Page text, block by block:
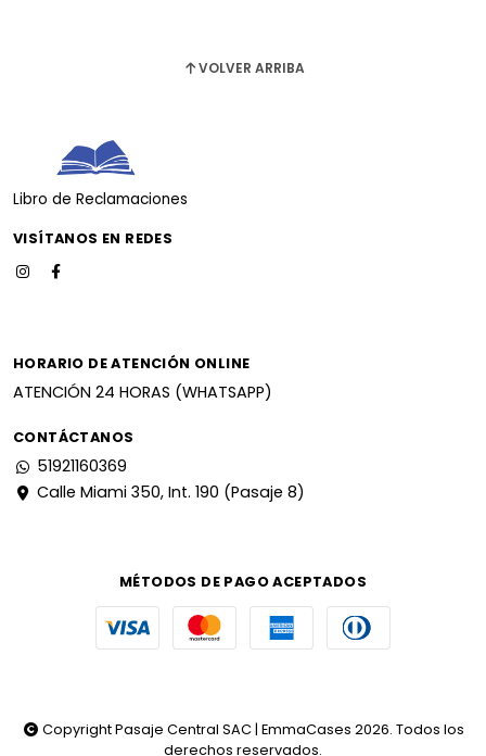
VOLVER ARRIBA
Libro de Reclamaciones
VISÍTANOS EN REDES
HORARIO DE ATENCIÓN ONLINE
ATENCIÓN 24 HORAS (WHATSAPP)
CONTÁCTANOS
51921160369
Calle Miami 350, Int. 190 (Pasaje 8)
MÉTODOS DE PAGO ACEPTADOS
Copyright Pasaje Central SAC | EmmaCases 2026. Todos los
derechos reservados.